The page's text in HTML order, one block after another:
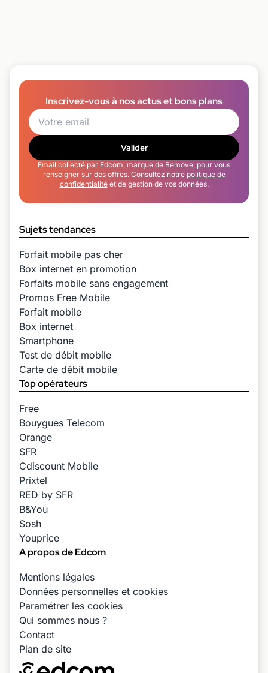
Inscrivez-vous à nos actus et bons plans
Valider
Email collecté par Edcom, marque de Bemove, pour vous
renseigner sur des offres. Consultez notre politique de
confidentialitéet de gestion de vos données.
Sujets tendances
Forfait mobile pas cher
Box internet en promotion
Forfaits mobile sans engagement
Promos Free Mobile
Forfait mobile
Box internet
Smartphone
Test de débit mobile
Carte de débit mobile
Top opérateurs
Free
Bouygues Telecom
Orange
SFR
Cdiscount Mobile
Prixtel
RED by SFR
B&You
Sosh
Youprice
A propos de Edcom
Mentions légales
Données personnelles et cookies
Paramétrer les cookies
Qui sommes nous ?
Contact
Plan de site